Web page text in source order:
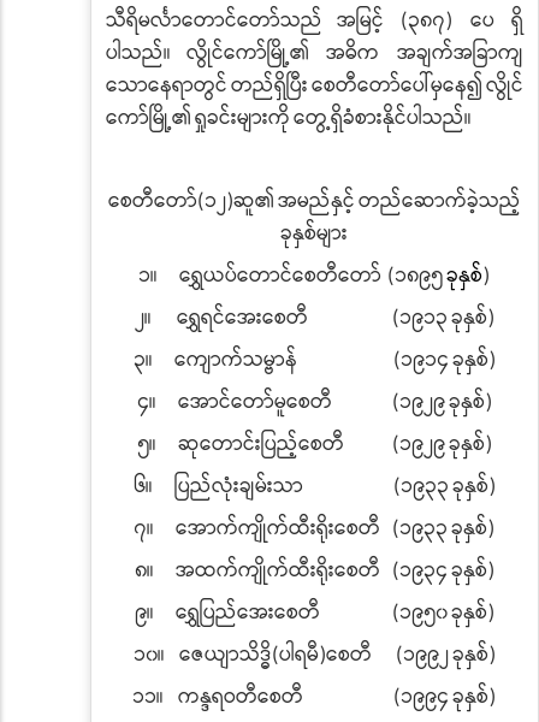
သီရိမင်္လာတောင်တော်သည် အမြင့် (၃၈၇) ပေ ရှိ
ပါသည်။ လွိုင်ကော်မြို့၏ အဓိက အချက်အခြာကျ
သောနေရာတွင်တည်ရှိပြီးစေတီတော်ပေါ်မှနေ၍လွိုင်
ကော်မြို့၏ရှုခင်းများကိုတွေ့ရှိခံစားနိုင်ပါသည်။
စေတီတော်(၁၂)ဆူ၏အမည်နှင့်တည်ဆောက်ခဲ့သည့်
ခုနှစ်များ
၁။
ရွှေယပ်တောင်စေတီတော် (၁၈၉၅ခုနှစ်)
၂။
ရွှေရင်အေးစေတီ (၁၉၁၃ခုနှစ်)
၃။
ကျောက်သမ္ဗာန် (၁၉၁၄ခုနှစ်)
၄။
အောင်တော်မူစေတီ (၁၉၂၉ခုနှစ်)
၅။
ဆုတောင်းပြည့်စေတီ (၁၉၂၉ခုနှစ်)
၆။
ပြည်လုံးချမ်းသာ (၁၉၃၃ခုနှစ်)
၇။
အောက်ကျိုက်ထီးရိုးစေတီ (၁၉၃၃ခုနှစ်)
၈။
အထက်ကျိုက်ထီးရိုးစေတီ (၁၉၃၄ခုနှစ်)
၉။
ရွှေပြည်အေးစေတီ (၁၉၅၀ခုနှစ်)
၁၀။ ဇေယျာသိဒ္ဓိ(ပါရမီ)စေတီ (၁၉၉၂ခုနှစ်)
၁၁။ ကန္ဒရဝတီစေတီ (၁၉၉၄ခုနှစ်)